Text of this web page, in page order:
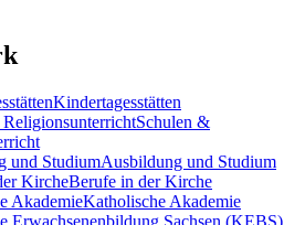
Kindertagesstätten
Schulen &
Ausbildung und Studium
Berufe in der Kirche
Katholische Akademie